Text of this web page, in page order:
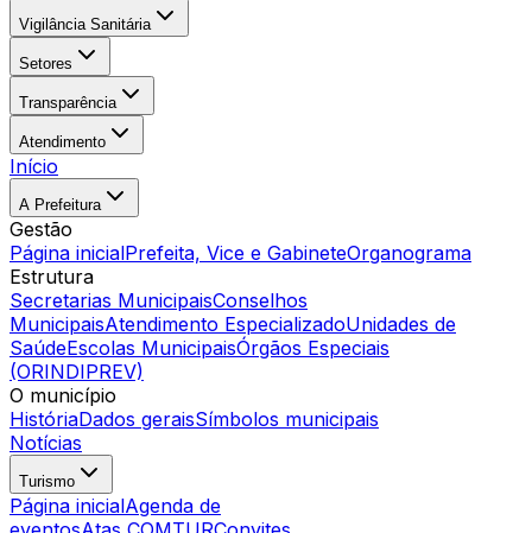
Vigilância Sanitária
Setores
Transparência
Atendimento
Início
A Prefeitura
Gestão
Página inicialPrefeita, Vice e GabineteOrganograma
Estrutura
Secretarias MunicipaisConselhos
MunicipaisAtendimento EspecializadoUnidades de
SaúdeEscolas MunicipaisÓrgãos Especiais
(ORINDIPREV)
O município
HistóriaDados geraisSímbolos municipais
Notícias
Turismo
Página inicialAgenda de